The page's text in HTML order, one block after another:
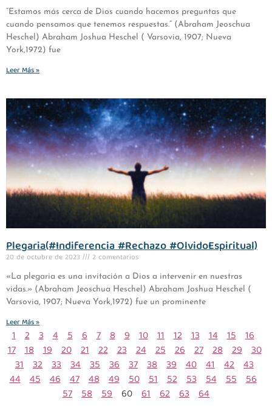
“Estamos más cerca de Dios cuando hacemos preguntas que
cuando pensamos que tenemos respuestas.” (Abraham Jeoschua
Heschel) Abraham Joshua Heschel ( Varsovia, 1907; Nueva
York,1972) fue
Leer Más »
Plegaria(#Indiferencia #Rechazo #OlvidoEspiritual)
20 de octubre de 2023 2 comentarios
«La plegaria es una invitación a Dios a intervenir en nuestras
vidas.» (Abraham Jeoschua Heschel) Abraham Joshua Heschel (
Varsovia, 1907; Nueva York,1972) fue un prominente
Leer Más »
1 2 3 4 5 6 7 8 9 10 11 12 13 14 15 16
17 18 19 20 21 22 23 24 25 26 27 28 29 30
31 32 33 34 35 36 37 38 39 40 41 42 43
44 45 46 47 48 49 50 51 52 53 54 55 56
57 58 59 60 61 62 63 64